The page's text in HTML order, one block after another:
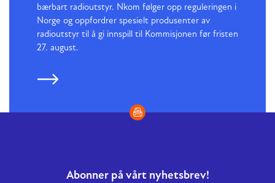
bærbart radioutstyr. Nkom følger opp reguleringen i
Norge og oppfordrer spesielt produsenter av
radioutstyr til å gi innspill til Kommisjonen før fristen
27. august.
Abonner på vårt nyhetsbrev!